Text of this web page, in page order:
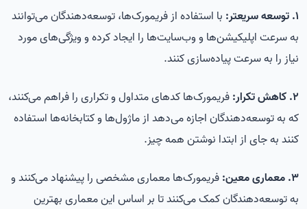
1. توسعه سریعتر:
با استفاده از فریمورک‌ها، توسعه‌دهندگان می‌توانند
به سرعت اپلیکیشن‌ها و وب‌سایت‌ها را ایجاد کرده و ویژگی‌های مورد
نیاز را به سرعت پیاده‌سازی کنند.
2. کاهش تکرار:
فریمورک‌ها کدهای متداول و تکراری را فراهم می‌کنند،
که به توسعه‌دهندگان اجازه می‌دهد از ماژول‌ها و کتابخانه‌ها استفاده
کنند به جای از ابتدا نوشتن همه چیز.
3. معماری معین:
فریمورک‌ها معماری مشخصی را پیشنهاد می‌کنند و
به توسعه‌دهندگان کمک می‌کنند تا بر اساس این معماری بهترین